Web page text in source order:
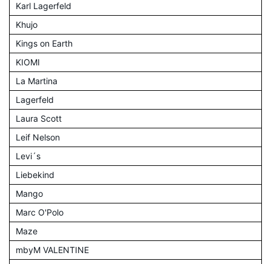
Karl Lagerfeld
Khujo
Kings on Earth
KIOMI
La Martina
Lagerfeld
Laura Scott
Leif Nelson
Levi´s
Liebekind
Mango
Marc O'Polo
Maze
mbyM VALENTINE